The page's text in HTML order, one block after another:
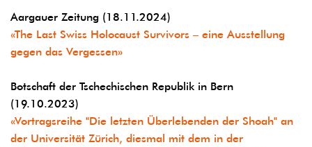
Aargauer Zeitung (18.11.2024)
«The Last Swiss Holocaust Survivors – eine Ausstellung
gegen das Vergessen»
Botschaft der Tschechischen Republik in Bern
(19.10.2023)
«Vortragsreihe "Die letzten Überlebenden der Shoah" an
der Universität Zürich, diesmal mit dem in der